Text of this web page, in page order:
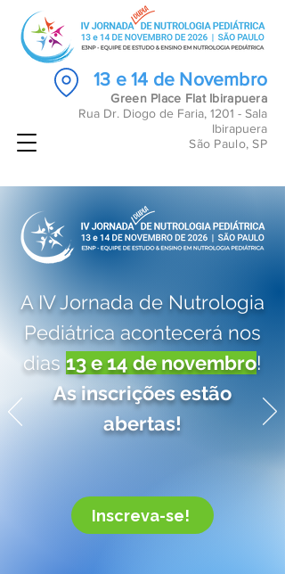
13 e 14 de Novembro
Green Place Flat Ibirapuera
Rua Dr. Diogo de Faria, 1201 - Sala
Ibirapuera
São Paulo, SP
A IV Jornada de Nutrologia
Pediátrica acontecerá nos
dias 13 e 14 de novembro!
As inscrições estão
abertas!
Inscreva-se!